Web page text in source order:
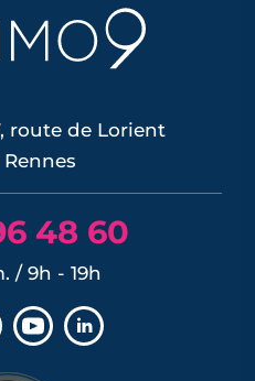
limites du
ce qu'il faut savoir
revendre.
route de Lorient
48 60
/ 9h - 19h